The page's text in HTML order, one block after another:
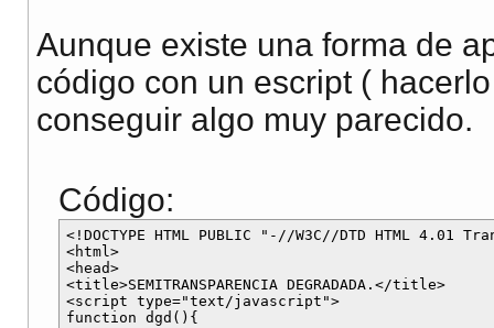
Aunque existe una forma de
código con un escript (
conseguir algo muy parecido.
Código:
<!DOCTYPE HTML PUBLIC "-//W3C//DTD HTML
<html>
<head>
<title>SEMITRANSPARENCIA DEGRADADA.</title>
<script type="text/javascript">
function dgd(){